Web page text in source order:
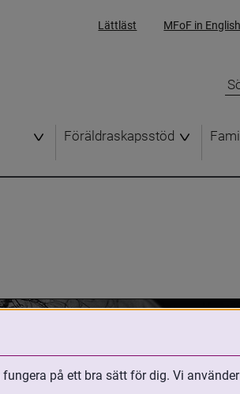
Lättläst MFoF in English
Föräldraskapsstöd
på ett bra sätt för dig. Vi